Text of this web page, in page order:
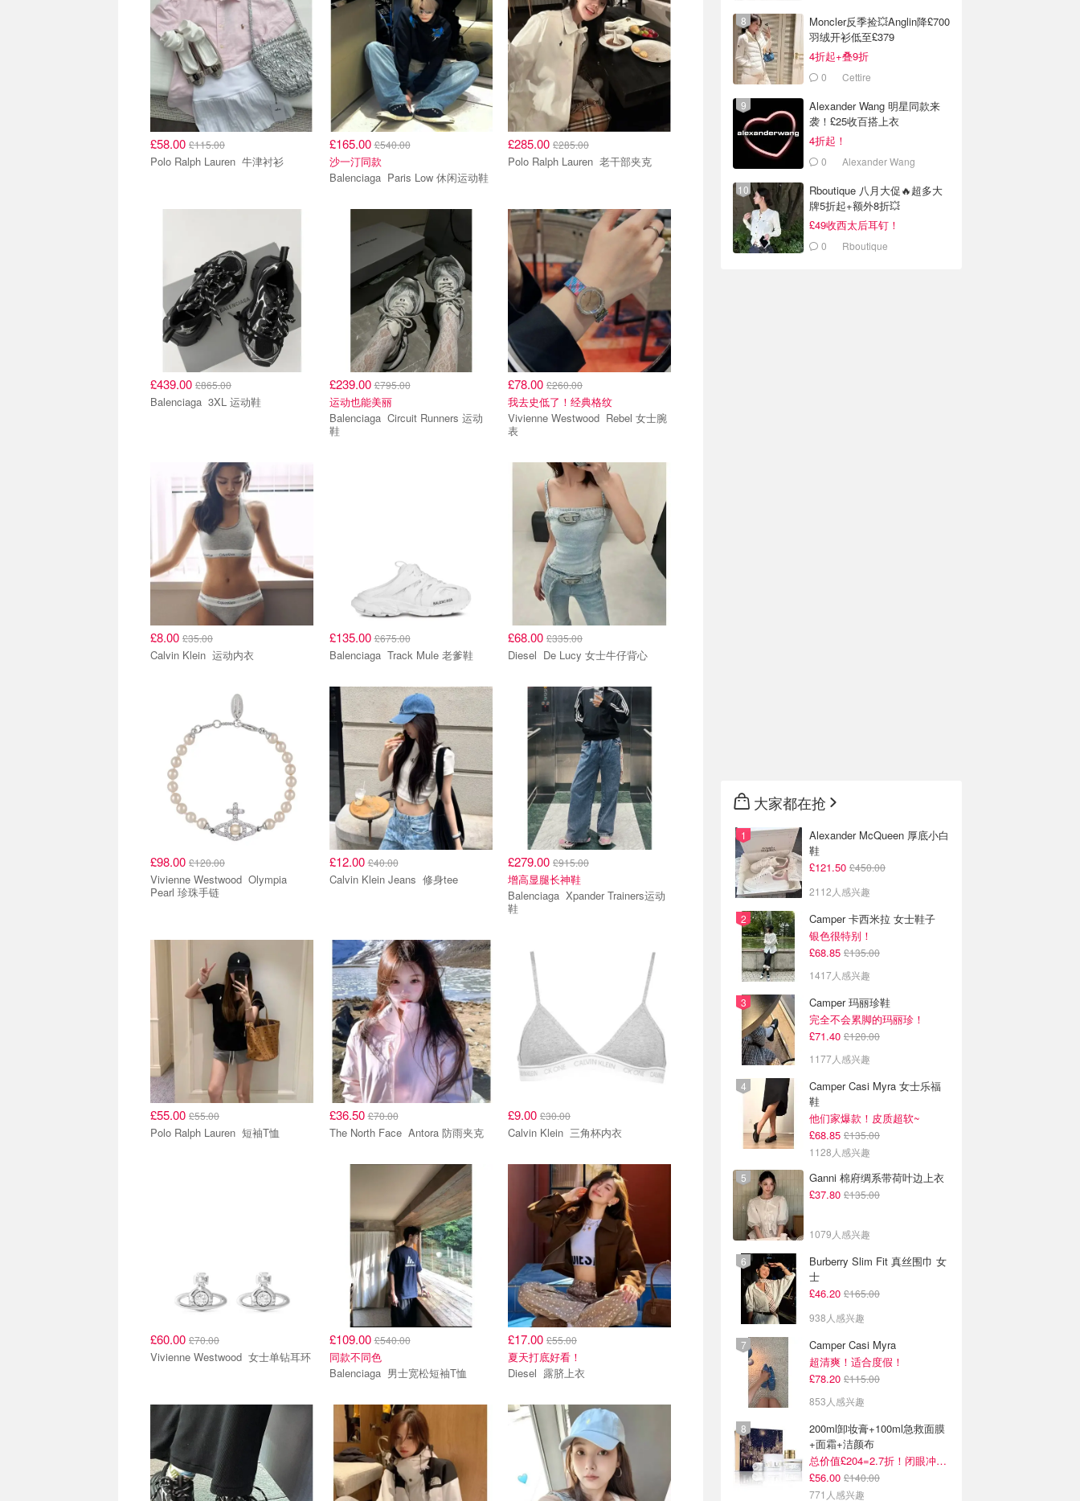
£58.00 £115.00
Polo Ralph Lauren 牛津衬衫
£165.00£540.00
沙一汀同款
Balenciaga Paris Low 休闲运动鞋
£285.00 £285.00
Polo Ralph Lauren 老干部夹克
£439.00 £865.00
Balenciaga 3XL 运动鞋
£239.00£795.00
运动也能美丽
Balenciaga Circuit Runners 运动
鞋
£78.00 £260.00
我去史低了！经典格纹
Vivienne Westwood Rebel 女士腕
表
£8.00 £35.00
Calvin Klein 运动内衣
£135.00£675.00
Balenciaga Track Mule 老爹鞋
£68.00 £335.00
Diesel De Lucy 女士牛仔背心
£98.00 £120.00
Vivienne Westwood Olympia
Pearl 珍珠手链
£12.00£40.00
Calvin Klein Jeans 修身tee
£279.00 £915.00
增高显腿长神鞋
Balenciaga Xpander Trainers运动
鞋
£55.00 £55.00
Polo Ralph Lauren 短袖T恤
£36.50£70.00
The North Face Antora 防雨夹克
£9.00 £30.00
Calvin Klein 三角杯内衣
£60.00 £70.00
Vivienne Westwood 女士单钻耳环
£109.00£540.00
同款不同色
Balenciaga 男士宽松短袖T恤
£17.00 £55.00
夏天打底好看！
Diesel 露脐上衣
Moncler反季捡💥Anglin降£700
羽绒开衫低至£379
4折起+叠9折
0 Cettire
Alexander Wang 明星同款来
袭！£25收百搭上衣
4折起！
0 Alexander Wang
Rboutique 八月大促🔥超多大
牌5折起+额外8折💥
£49收西太后耳钉！
0 Rboutique
大家都在抢
Alexander McQueen 厚底小白
鞋
£121.50 £450.00
2112人感兴趣
Camper 卡西米拉 女士鞋子
银色很特别！
£68.85 £135.00
1417人感兴趣
Camper 玛丽珍鞋
完全不会累脚的玛丽珍！
£71.40 £120.00
1177人感兴趣
Camper Casi Myra 女士乐福
鞋
他们家爆款！皮质超软~
£68.85 £135.00
1128人感兴趣
Ganni 棉府绸系带荷叶边上衣
£37.80 £135.00
1079人感兴趣
Burberry Slim Fit 真丝围巾 女
士
£46.20 £165.00
938人感兴趣
Camper Casi Myra
超清爽！适合度假！
£78.20 £115.00
853人感兴趣
200ml卸妆膏+100ml急救面膜
+面霜+洁颜布
总价值£204=2.7折！闭眼冲这套！
£56.00 £140.00
771人感兴趣